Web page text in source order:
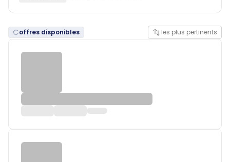
offres disponibles les plus pertinents